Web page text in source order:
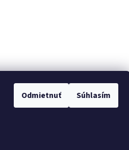
Odmietnuť Súhlasím